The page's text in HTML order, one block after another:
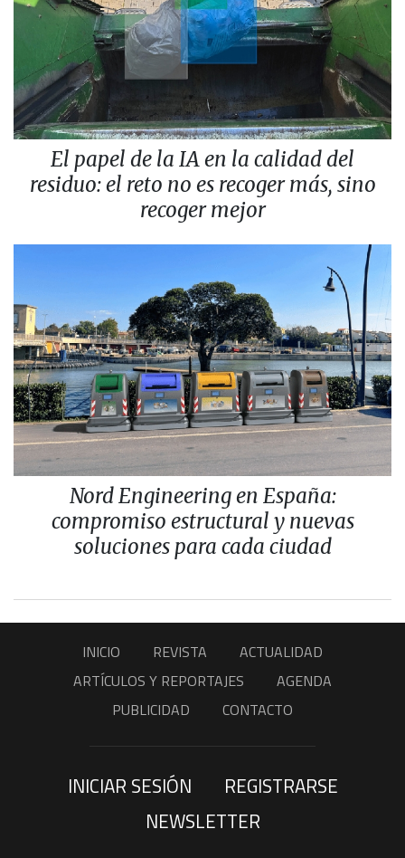
El papel de la IA en la calidad del
residuo: el reto no es recoger más, sino
recoger mejor
Nord Engineering en España:
compromiso estructural y nuevas
soluciones para cada ciudad
INICIO REVISTA
ACTUALIDAD
ARTÍCULOS Y REPORTAJES
AGENDA
PUBLICIDAD
CONTACTO
INICIAR SESIÓN
REGISTRARSE
NEWSLETTER